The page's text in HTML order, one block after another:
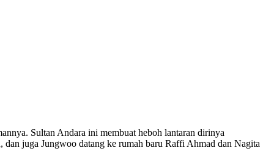
Sultan Andara ini membuat heboh lantaran dirinya
juga Jungwoo datang ke rumah baru Raffi Ahmad dan Nagita